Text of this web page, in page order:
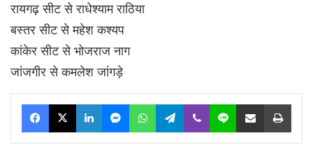
रायगढ़ सीट से राधेश्याम राठिया
बस्तर सीट से महेश कश्यप
कांकेर सीट से भोजराज नाग
जांजगीर से कमलेश जांगड़े
Facebook
X LinkedInMessengerWhatsAppTelegram
Viber Line Share via Email Print